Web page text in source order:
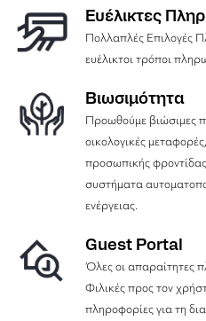
Ευέλικτες
Πολλαπλές Επιλογές
ευέλικτοι τρόποι
Βιωσιμότητα
Προωθούμε βιώσιμες
οικολογικές
προσωπικής
συστήματα
ενέργειας.
Guest Portal
Όλες οι απαραίτητες
Φιλικές προς τον
πληροφορίες για τη